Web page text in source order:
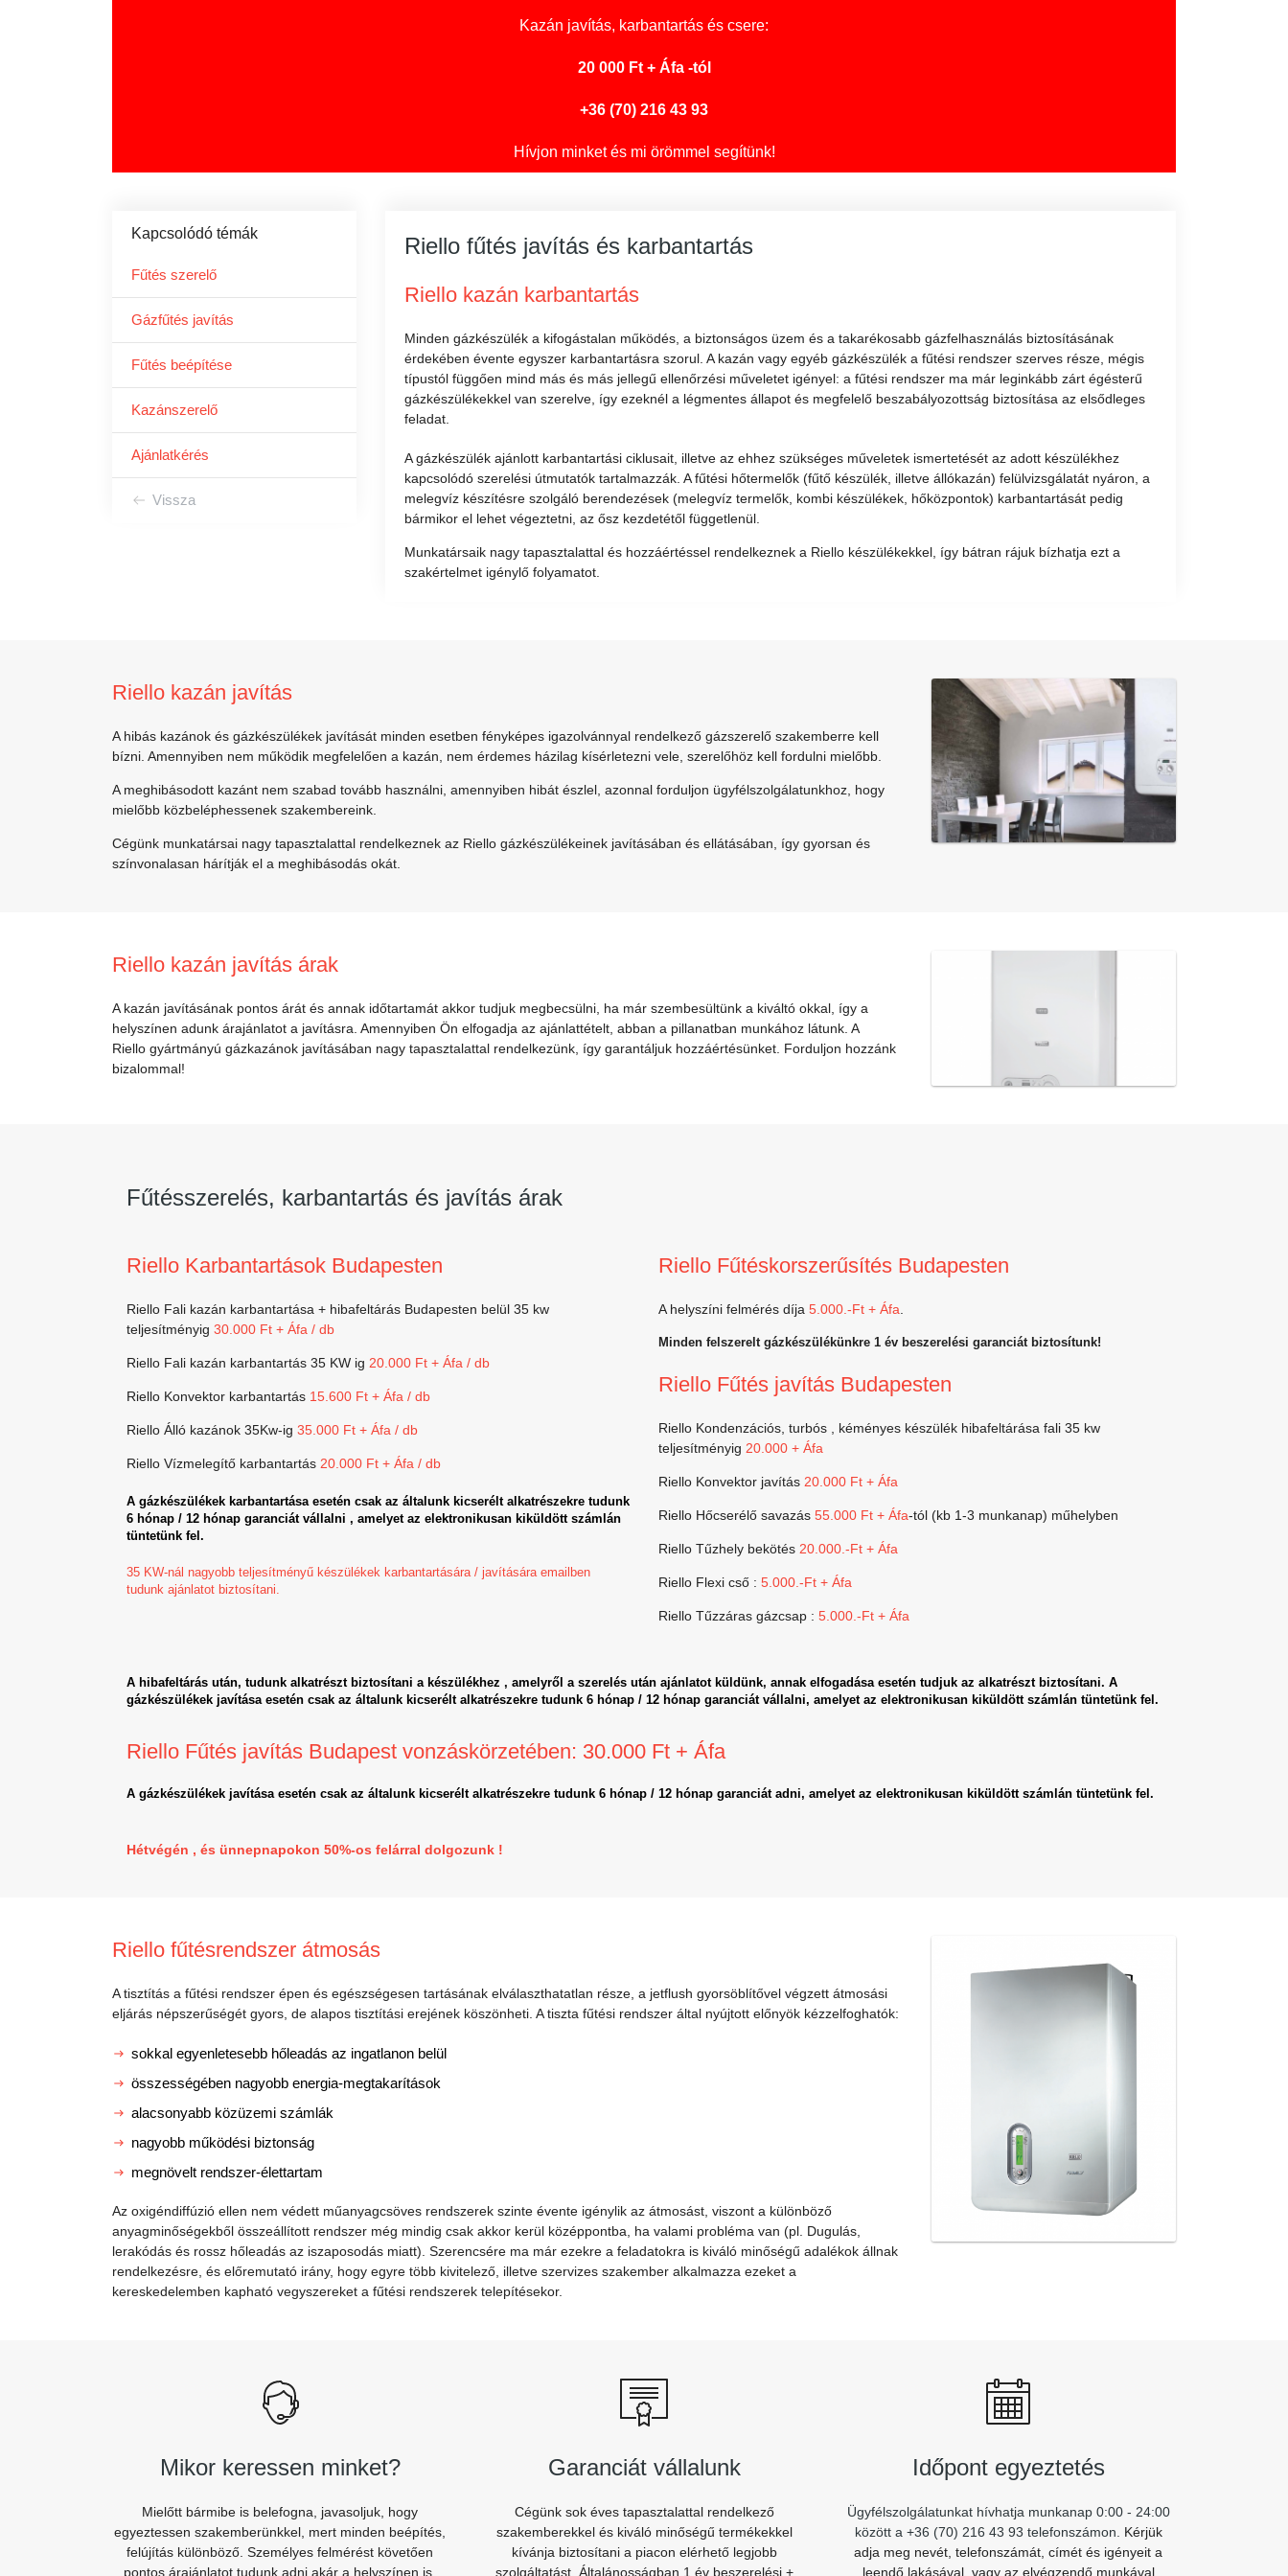
Kazán javítás, karbantartás és csere:
20 000 Ft + Áfa -tól
+36 (70) 216 43 93
Hívjon minket és mi örömmel segítünk!
Kapcsolódó témák
Fűtés szerelő
Gázfűtés javítás
Fűtés beépítése
Kazánszerelő
Ajánlatkérés
Vissza
Riello fűtés javítás és karbantartás
Riello kazán karbantartás
Minden gázkészülék a kifogástalan működés, a biztonságos üzem és a takarékosabb gázfelhasználás biztosításának
érdekében évente egyszer karbantartásra szorul. A kazán vagy egyéb gázkészülék a fűtési rendszer szerves része, mégis
típustól függően mind más és más jellegű ellenőrzési műveletet igényel: a fűtési rendszer ma már leginkább zárt égésterű
gázkészülékekkel van szerelve, így ezeknél a légmentes állapot és megfelelő beszabályozottság biztosítása az elsődleges
feladat.
A gázkészülék ajánlott karbantartási ciklusait, illetve az ehhez szükséges műveletek ismertetését az adott készülékhez
kapcsolódó szerelési útmutatók tartalmazzák. A fűtési hőtermelők (fűtő készülék, illetve állókazán) felülvizsgálatát nyáron, a
melegvíz készítésre szolgáló berendezések (melegvíz termelők, kombi készülékek, hőközpontok) karbantartását pedig
bármikor el lehet végeztetni, az ősz kezdetétől függetlenül.
Munkatársaik nagy tapasztalattal és hozzáértéssel rendelkeznek a Riello készülékekkel, így bátran rájuk bízhatja ezt a
szakértelmet igénylő folyamatot.
Riello kazán javítás
A hibás kazánok és gázkészülékek javítását minden esetben fényképes igazolvánnyal rendelkező gázszerelő szakemberre kell
bízni. Amennyiben nem működik megfelelően a kazán, nem érdemes házilag kísérletezni vele, szerelőhöz kell fordulni mielőbb.
A meghibásodott kazánt nem szabad tovább használni, amennyiben hibát észlel, azonnal forduljon ügyfélszolgálatunkhoz, hogy
mielőbb közbeléphessenek szakembereink.
Cégünk munkatársai nagy tapasztalattal rendelkeznek az Riello gázkészülékeinek javításában és ellátásában, így gyorsan és
színvonalasan hárítják el a meghibásodás okát.
Riello kazán javítás árak
A kazán javításának pontos árát és annak időtartamát akkor tudjuk megbecsülni, ha már szembesültünk a kiváltó okkal, így a
helyszínen adunk árajánlatot a javításra. Amennyiben Ön elfogadja az ajánlattételt, abban a pillanatban munkához látunk. A
Riello gyártmányú gázkazánok javításában nagy tapasztalattal rendelkezünk, így garantáljuk hozzáértésünket. Forduljon hozzánk
bizalommal!
Fűtésszerelés, karbantartás és javítás árak
Riello Karbantartások Budapesten
Riello Fali kazán karbantartása + hibafeltárás Budapesten belül 35 kw
teljesítményig 30.000 Ft + Áfa / db
Riello Fali kazán karbantartás 35 KW ig 20.000 Ft + Áfa / db
Riello Konvektor karbantartás 15.600 Ft + Áfa / db
Riello Álló kazánok 35Kw-ig 35.000 Ft + Áfa / db
Riello Vízmelegítő karbantartás 20.000 Ft + Áfa / db
A gázkészülékek karbantartása esetén csak az általunk kicserélt alkatrészekre tudunk
6 hónap / 12 hónap garanciát vállalni , amelyet az elektronikusan kiküldött számlán
tüntetünk fel.
35 KW-nál nagyobb teljesítményű készülékek karbantartására / javítására emailben
tudunk ajánlatot biztosítani.
Riello Fűtéskorszerűsítés Budapesten
A helyszíni felmérés díja 5.000.-Ft + Áfa
Minden felszerelt gázkészülékünkre 1 év beszerelési garanciát biztosítunk!
Riello Fűtés javítás Budapesten
Riello Kondenzációs, turbós , kéményes készülék hibafeltárása fali 35 kw
teljesítményig 20.000 + Áfa
Riello Konvektor javítás 20.000 Ft + Áfa
Riello Hőcserélő savazás 55.000 Ft + Áfa-tól (kb 1-3 munkanap) műhelyben
Riello Tűzhely bekötés 20.000.-Ft + Áfa
Riello Flexi cső : 5.000.-Ft + Áfa
Riello Tűzzáras gázcsap : 5.000.-Ft + Áfa
A hibafeltárás után, tudunk alkatrészt biztosítani a készülékhez , amelyről a szerelés után ajánlatot küldünk, annak elfogadása esetén tudjuk az alkatrészt biztosítani. A
gázkészülékek javítása esetén csak az általunk kicserélt alkatrészekre tudunk 6 hónap / 12 hónap garanciát vállalni, amelyet az elektronikusan kiküldött számlán tüntetünk fel.
Riello Fűtés javítás Budapest vonzáskörzetében: 30.000 Ft + Áfa
A gázkészülékek javítása esetén csak az általunk kicserélt alkatrészekre tudunk 6 hónap / 12 hónap garanciát adni, amelyet az elektronikusan kiküldött számlán tüntetünk fel.
Hétvégén , és ünnepnapokon 50%-os felárral dolgozunk !
Riello fűtésrendszer átmosás
A tisztítás a fűtési rendszer épen és egészségesen tartásának elválaszthatatlan része, a jetflush gyorsöblítővel végzett átmosási
eljárás népszerűségét gyors, de alapos tisztítási erejének köszönheti. A tiszta fűtési rendszer által nyújtott előnyök kézzelfoghatók:
sokkal egyenletesebb hőleadás az ingatlanon belül
összességében nagyobb energia-megtakarítások
alacsonyabb közüzemi számlák
nagyobb működési biztonság
megnövelt rendszer-élettartam
Az oxigéndiffúzió ellen nem védett műanyagcsöves rendszerek szinte évente igénylik az átmosást, viszont a különböző
anyagminőségekből összeállított rendszer még mindig csak akkor kerül középpontba, ha valami probléma van (pl. Dugulás,
lerakódás és rossz hőleadás az iszaposodás miatt). Szerencsére ma már ezekre a feladatokra is kiváló minőségű adalékok állnak
rendelkezésre, és előremutató irány, hogy egyre több kivitelező, illetve szervizes szakember alkalmazza ezeket a
kereskedelemben kapható vegyszereket a fűtési rendszerek telepítésekor.
Mikor keressen minket?
Mielőtt bármibe is belefogna, javasoljuk, hogy
egyeztessen szakemberünkkel, mert minden beépítés,
felújítás különböző. Személyes felmérést követően
pontos árajánlatot tudunk adni akár a helyszínen is.
Garanciát vállalunk
Cégünk sok éves tapasztalattal rendelkező
szakemberekkel és kiváló minőségű termékekkel
kívánja biztosítani a piacon elérhető legjobb
szolgáltatást. Általánosságban 1 év beszerelési +
Időpont egyeztetés
Ügyfélszolgálatunkat hívhatja munkanap 0:00 - 24:00
között a +36 (70) 216 43 93 telefonszámon. Kérjük
adja meg nevét, telefonszámát, címét és igényeit a
leendő lakásával, vagy az elvégzendő munkával